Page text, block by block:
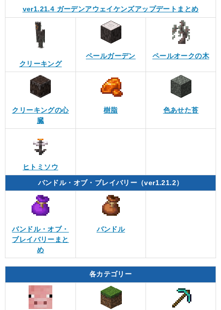
ver1.21.4 ガーデンアウェイケンズアップデートまとめ
クリーキング
ペールガーデン ペールオークの木
クリーキングの心
臓
樹脂 色あせた苔
ヒトミソウ
バンドル・オブ・ブレイバリー（ver1.21.2）
バンドル・オブ・
ブレイバリーまと
め
バンドル
各カテゴリー